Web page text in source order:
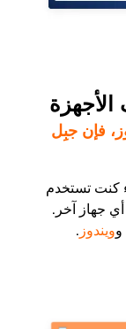
فإن جبِل
كنت تستخدم
أي جهاز آخر.
وويندوز .